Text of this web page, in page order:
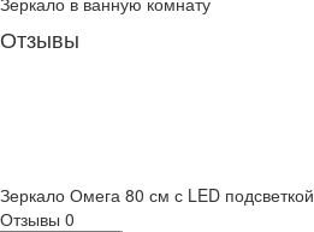
Отзывы
Зеркало Омега 80 см с LED подсветкой
Отзывы 0